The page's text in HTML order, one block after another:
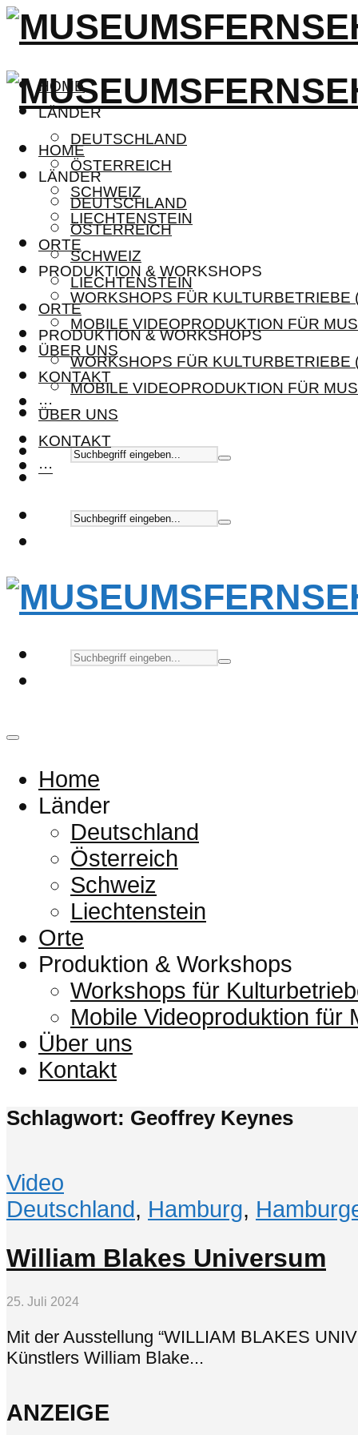
HOME
LÄNDER
DEUTSCHLAND
ÖSTERREICH
SCHWEIZ
LIECHTENSTEIN
ORTE
PRODUKTION & WORKSHOPS
WORKSHOPS FÜR KULTURBETRIEBE
MOBILE VIDEOPRODUKTION FÜR
ÜBER UNS
KONTAKT
···
HOME
LÄNDER
DEUTSCHLAND
ÖSTERREICH
SCHWEIZ
LIECHTENSTEIN
ORTE
PRODUKTION & WORKSHOPS
WORKSHOPS FÜR KULTURBETRIEBE
MOBILE VIDEOPRODUKTION FÜR
ÜBER UNS
KONTAKT
···
Home
Länder
Deutschland
Österreich
Schweiz
Liechtenstein
Orte
Produktion & Workshops
Workshops für
Mobile Videoproduktion für
Über uns
Kontakt
Schlagwort: Geoffrey Keynes
Video
Deutschland, Hamburg,
William Blakes Universum
25. Juli 2024
Mit der Ausstellung “WILLIAM BLAKES
Künstlers William Blake...
ANZEIGE